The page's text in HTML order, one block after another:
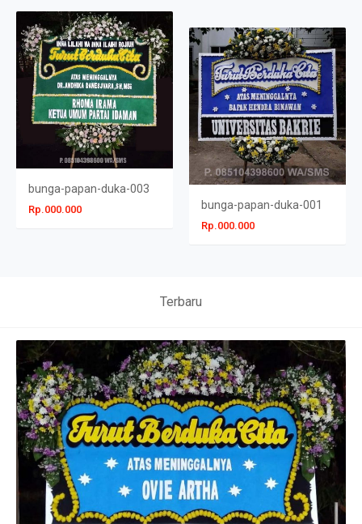
bunga-papan-duka-003
Rp.000.000 bunga-papan-duka-001
Rp.000.000
Terbaru